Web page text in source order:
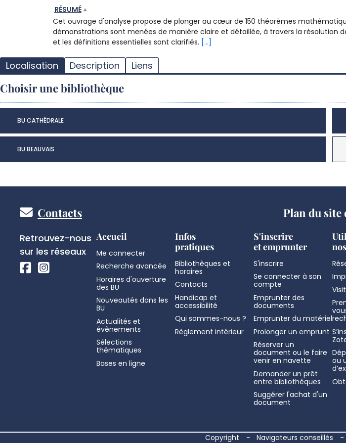
RÉSUMÉ
Cet ouvrage d'analyse propose de plonger au cœur de 150 théorèmes
démonstrations sont menées de manière claire et détaillée, à travers la résolution
et les définitions essentielles sont clarifiés. [...]
Localisation Description Liens
Choisir une bibliothèque
BU CATHÉDRALE
BU BEAUVAIS
Pied
de
page
Contacts
Réseaux
sociaux
Retrouvez-nous
sur les réseaux
Plan du site
Accueil
Me connecter
Recherche avancée
Horaires d'ouverture
des BU
Nouveautés dans les
BU
Actualités et
évènements
Sélections
thématiques
Bases en ligne
Infos
pratiques
Bibliothèques et
horaires
Contacts
Handicap et
accessibilité
Qui sommes-nous ?
Règlement intérieur
S'inscrire
et emprunter
S'inscrire
Se connecter à son
compte
Emprunter des
documents
Emprunter du matériel
Prolonger un emprunt
Réserver un
document ou le faire
venir en navette
Demander un prêt
entre bibliothèques
Suggérer l'achat d'un
document
ou
Copyright Navigateurs conseillés